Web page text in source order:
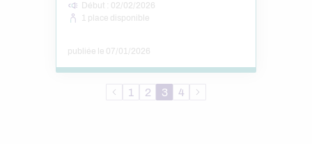
Début : 02/02/2026
1 place disponible
publiée le 07/01/2026
1 2 3 4